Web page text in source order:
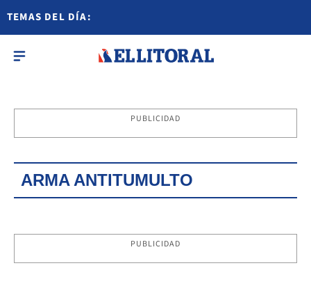
TEMAS DEL DÍA:
PUBLICIDAD
ARMA ANTITUMULTO
PUBLICIDAD